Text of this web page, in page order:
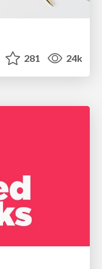
281 24k